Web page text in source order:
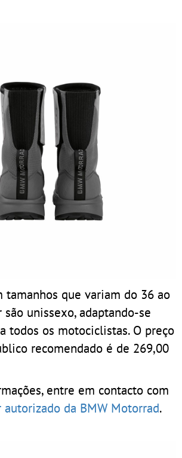
tamanhos que variam do 36 ao
são unissexo, adaptando-se
todos os motociclistas. O preço
recomendado é de 269,00
entre em contacto com
autorizado da BMW Motorrad.